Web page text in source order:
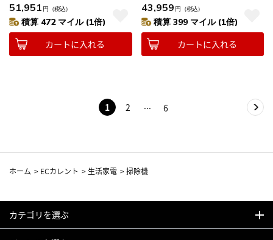
51,951 円 （税込）
積算 472 マイル (1倍)
カートに入れる
43,959 円 （税込）
積算 399 マイル (1倍)
カートに入れる
1 2 6
ホーム > ECカレント > 生活家電 >掃除機
カテゴリを選ぶ